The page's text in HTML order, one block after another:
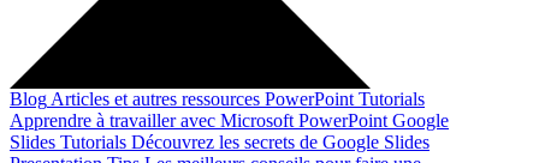
Blog Articles et autres ressources PowerPoint Tutorials
Apprendre à travailler avec Microsoft PowerPoint Google
Slides Tutorials Découvrez les secrets de Google Slides